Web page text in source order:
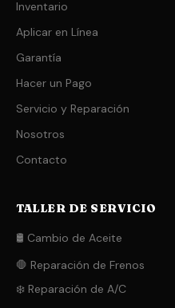
Inventario
Aplicar en Línea
Garantía
Hacer un Pago
Servicio y Reparación
Nosotros
Contacto
TALLER DE SERVICIO
🛢️ Cambio de Aceite
🛑 Reparación de Frenos
❄️ Reparación de A/C